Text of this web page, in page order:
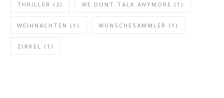
THRILLER (3) WE DONT TALK ANYMORE (1)
WEIHNACHTEN (1) WÜNSCHESAMMLER (1)
ZIRKEL (1)